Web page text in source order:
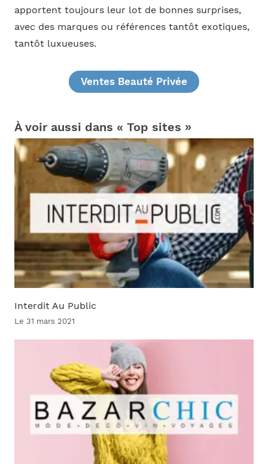
apportent toujours leur lot de bonnes surprises,
avec des marques ou références tantôt exotiques,
tantôt luxueuses.
Ventes Beauté Privée
À voir aussi dans « Top sites »
Interdit Au Public
Le 31 mars 2021